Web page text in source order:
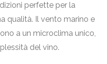
perfette per la
qualità. Il vento marino e
a un microclima unico,
del vino.